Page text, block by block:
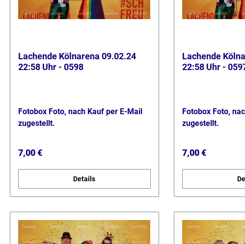
Lachende Kölnarena 09.02.24
22:58 Uhr - 0598
Fotobox Foto, nach Kauf per E-Mail
zugestellt.
Regulärer Preis:
7,00 €
Details
Lachende
22:58 Uhr -
Fotobox Foto,
zugestellt.
Regulärer Preis:
7,00 €